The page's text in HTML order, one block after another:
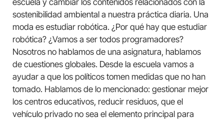
escuela y cambiar los contenidos relacionados con la
sostenibilidad ambiental a nuestra práctica diaria. Una
moda es estudiar robótica. ¿Por qué hay que estudiar
robótica? ¿Vamos a ser todos programadores?
Nosotros no hablamos de una asignatura, hablamos
de cuestiones globales. Desde la escuela vamos a
ayudar a que los políticos tomen medidas que no han
tomado. Hablamos de lo mencionado: gestionar mejor
los centros educativos, reducir residuos, que el
vehículo privado no sea el elemento principal para